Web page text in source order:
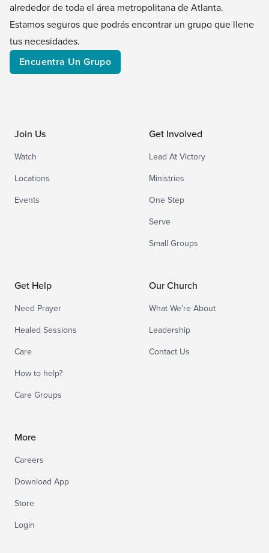
alrededor de toda el área metropolitana de Atlanta.
Estamos seguros que podrás encontrar un grupo que llene
tus necesidades.
Encuentra Un Grupo
Join Us
Watch
Locations
Events
Get Involved
Lead At Victory
Ministries
One Step
Serve
Small Groups
Get Help
Need Prayer
Healed Sessions
Care
How to help?
Care Groups
Our Church
What We’re About
Leadership
Contact Us
More
Careers
Download App
Store
Login